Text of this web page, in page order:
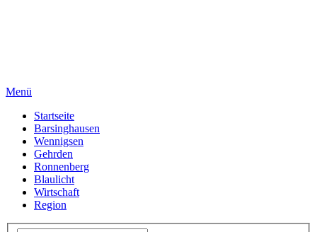
Menü
Startseite
Barsinghausen
Wennigsen
Gehrden
Ronnenberg
Blaulicht
Wirtschaft
Region